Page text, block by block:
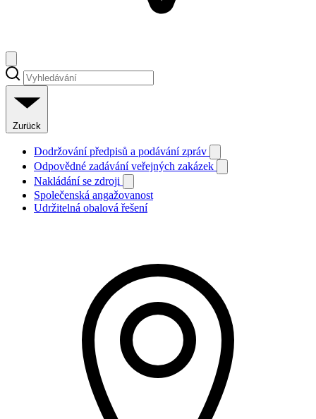
Zurück
Dodržování předpisů a podávání zpráv
Odpovědné zadávání veřejných zakázek
Nakládání se zdroji
Společenská angažovanost
Udržitelná obalová řešení